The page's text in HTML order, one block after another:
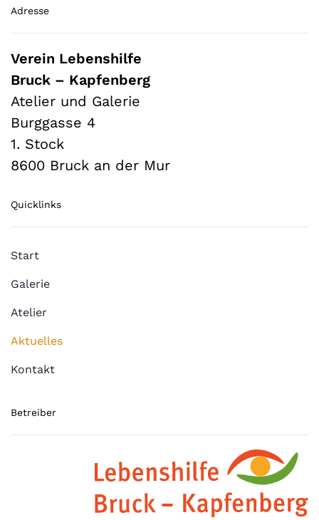
Adresse
Verein Lebenshilfe
Bruck – Kapfenberg
Atelier und Galerie
Burggasse 4
1. Stock
8600 Bruck an der Mur
Quicklinks
Start
Galerie
Atelier
Aktuelles
Kontakt
Betreiber